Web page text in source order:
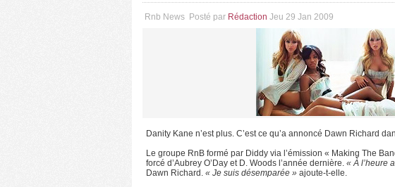
Rnb News Posté par Rédaction Jeu 29 Jan 2009
Danity Kane n’est plus. C’est ce qu’a annoncé Dawn Richard
Le groupe RnB formé par Diddy via l’émission « Making The
forcé d’Aubrey O’Day et D. Woods l’année dernière. « À l’heure
Dawn Richard. « Je suis désemparée » ajoute-t-elle.